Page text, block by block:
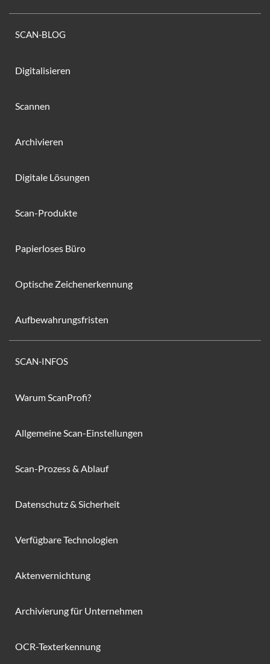
SCAN-BLOG
Digitalisieren
Scannen
Archivieren
Digitale Lösungen
Scan-Produkte
Papierloses Büro
Optische Zeichenerkennung
Aufbewahrungsfristen
SCAN-INFOS
Warum ScanProfi?
Allgemeine Scan-Einstellungen
Scan-Prozess & Ablauf
Datenschutz & Sicherheit
Verfügbare Technologien
Aktenvernichtung
Archivierung für Unternehmen
OCR-Texterkennung